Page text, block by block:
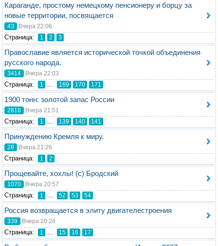
Караганде, простому немецкому пенсионеру и борцу за
новые территории, посвящается
43 Вчера 22:06
Стрaница: 1 2 3
Православие является исторической точкой объединения
русского народа.
3414 Вчера 22:03
Стрaница: 1 169 170 171
1900 тонн: золотой запас России
2818 Вчера 21:51
Стрaница: 1 139 140 141
Принуждению Кремля к миру.
28 Вчера 21:26
Стрaница: 1 2
Прощевайте, хохлы! (с) Бродский
1070 Вчера 20:57
Стрaница: 1 52 53 54
Россия возвращается в элиту двигателестроения
339 Вчера 20:24
Стрaница: 1 15 16 17